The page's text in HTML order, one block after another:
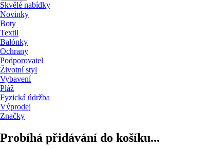
Skvělé nabídky
Novinky
Boty
Textil
Balónky
Ochrany
Podporovatel
Životní styl
Vybavení
Pláž
Fyzická údržba
Výprodej
Značky
Probíhá přidávání do košíku...